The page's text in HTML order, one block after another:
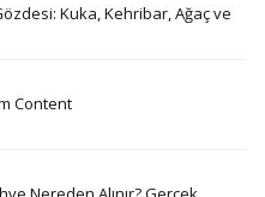
Kuka, Kehribar, Ağaç ve
Content